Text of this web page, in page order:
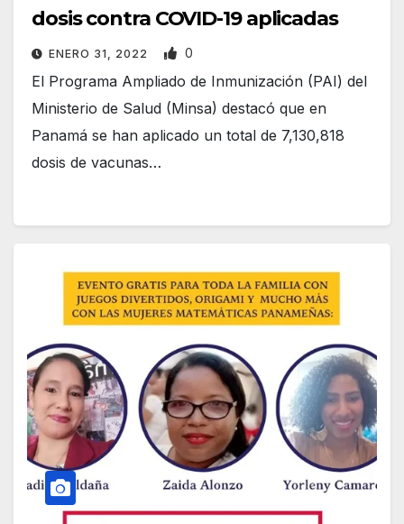
dosis contra COVID-19 aplicadas
ENERO 31, 2022 0
El Programa Ampliado de Inmunización (PAI) del
Ministerio de Salud (Minsa) destacó que en
Panamá se han aplicado un total de 7,130,818
dosis de vacunas…